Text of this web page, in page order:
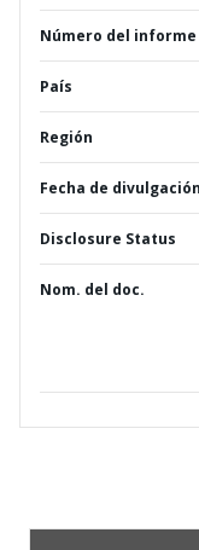
Número del informe
País
Región
Fecha de divulgación
Disclosure Status
Nom. del doc.